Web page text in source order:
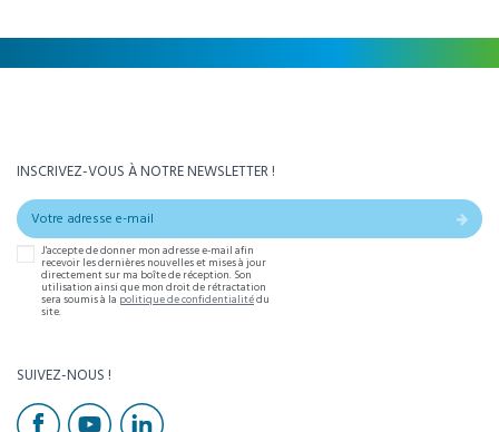
INSCRIVEZ-VOUS À NOTRE NEWSLETTER !
J'accepte de donner mon adresse e-mail afin
recevoir les dernières nouvelles et mises à jour
directement sur ma boîte de réception. Son
utilisation ainsi que mon droit de rétractation
sera soumis à la politique de confidentialitédu
site.
SUIVEZ-NOUS !